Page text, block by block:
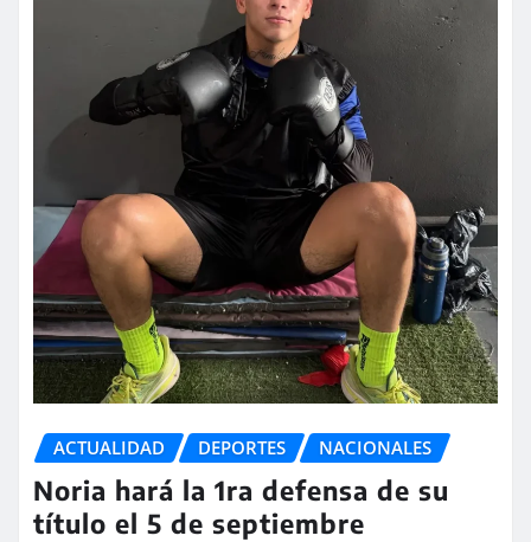
ACTUALIDAD DEPORTES NACIONALES
Noria hará la 1ra defensa de su
título el 5 de septiembre